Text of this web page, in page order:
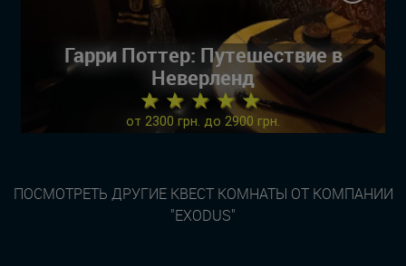
Гарри Поттер: Путешествие в
Неверленд
★ ★ ★ ★ ★
от 2300 грн. до 2900 грн.
ПОСМОТРЕТЬ ДРУГИЕ КВЕСТ КОМНАТЫ ОТ КОМПАНИИ
"EXODUS"